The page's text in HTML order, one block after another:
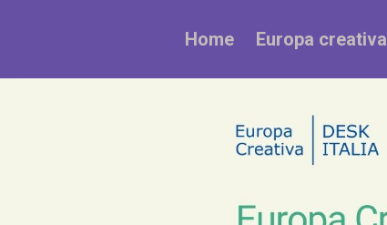
Home Europa creativa